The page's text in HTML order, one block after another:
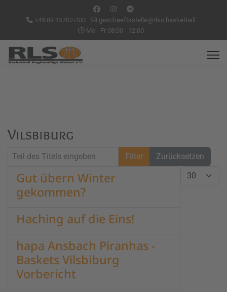
+49 89 15702-300
geschaeftsstelle@rlso.basketball
Mo - Fr 08:00 - 12:00
Vilsbiburg
Teil des Titels eingeben
Filter Zurücksetzen
Anzeige #
Gut übern Winter
gekommen?
Haching auf die Eins!
hapa Ansbach Piranhas -
Baskets Vilsbiburg
Vorbericht